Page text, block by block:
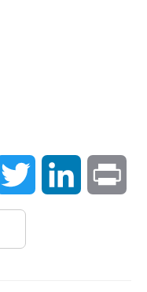
Twitter LinkedIn